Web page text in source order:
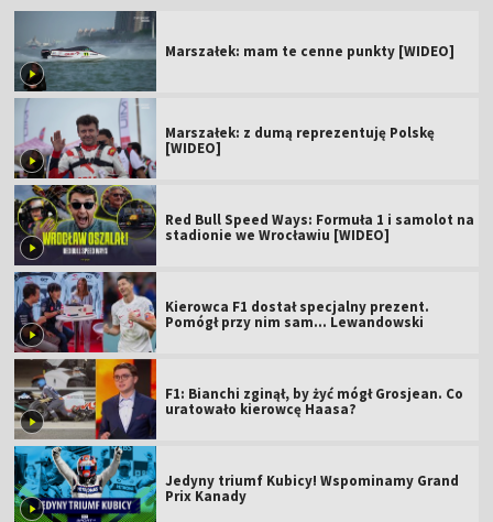
Marszałek: mam te cenne punkty [WIDEO]
Marszałek: z dumą reprezentuję Polskę
[WIDEO]
Red Bull Speed Ways: Formuła 1 i samolot na
stadionie we Wrocławiu [WIDEO]
Kierowca F1 dostał specjalny prezent.
Pomógł przy nim sam... Lewandowski
F1: Bianchi zginął, by żyć mógł Grosjean. Co
uratowało kierowcę Haasa?
Jedyny triumf Kubicy! Wspominamy Grand
Prix Kanady